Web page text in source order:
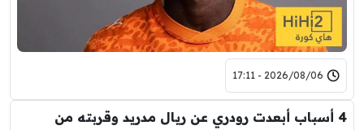
2026/08/06 - 17:11
4 أسباب أبعدت رودري عن ريال مدريد وقربته من